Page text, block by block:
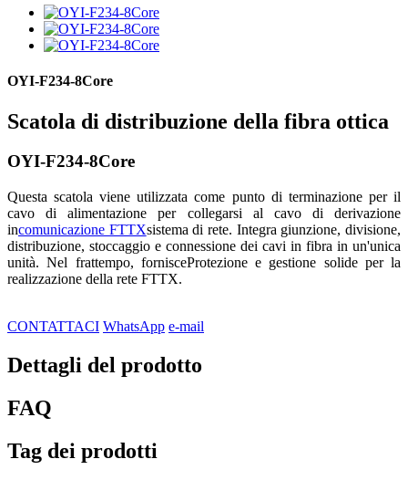
OYI-F234-8Core
Scatola di distribuzione della fibra ottica
OYI-F234-8Core
Questa scatola viene utilizzata come punto di terminazione per il
cavo di alimentazione per collegarsi al cavo di derivazione
incomunicazione FTTXsistema di rete. Integra giunzione, divisione,
distribuzione, stoccaggio e connessione dei cavi in ​​fibra in un'unica
unità. Nel frattempo, fornisceProtezione e gestione solide per la
realizzazione della rete FTTX.
CONTATTACI WhatsApp e-mail
Dettagli del prodotto
FAQ
Tag dei prodotti